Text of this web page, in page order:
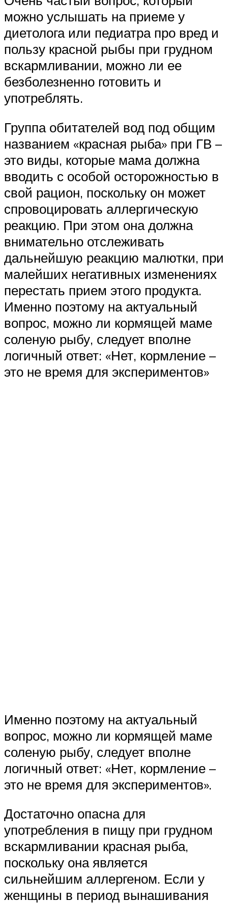
можно услышать на приеме у
диетолога или педиатра про вред и
пользу красной рыбы при грудном
вскармливании, можно ли ее
безболезненно готовить и
употреблять.
Группа обитателей вод под общим
названием «красная рыба» при ГВ –
это виды, которые мама должна
вводить с особой осторожностью в
свой рацион, поскольку он может
спровоцировать аллергическую
реакцию. При этом она должна
внимательно отслеживать
дальнейшую реакцию малютки, при
малейших негативных изменениях
перестать прием этого продукта.
Именно поэтому на актуальный
вопрос, можно ли кормящей маме
соленую рыбу, следует вполне
логичный ответ: «Нет, кормление –
это не время для экспериментов»
Именно поэтому на актуальный
вопрос, можно ли кормящей маме
соленую рыбу, следует вполне
логичный ответ: «Нет, кормление –
это не время для экспериментов».
Достаточно опасна для
употребления в пищу при грудном
вскармливании красная рыба,
поскольку она является
сильнейшим аллергеном. Если у
женщины в период вынашивания